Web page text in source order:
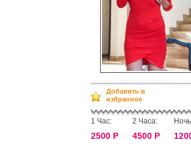
Добавить в
избранное
1 Час:
2500 Р
2 Часа:
4500 Р